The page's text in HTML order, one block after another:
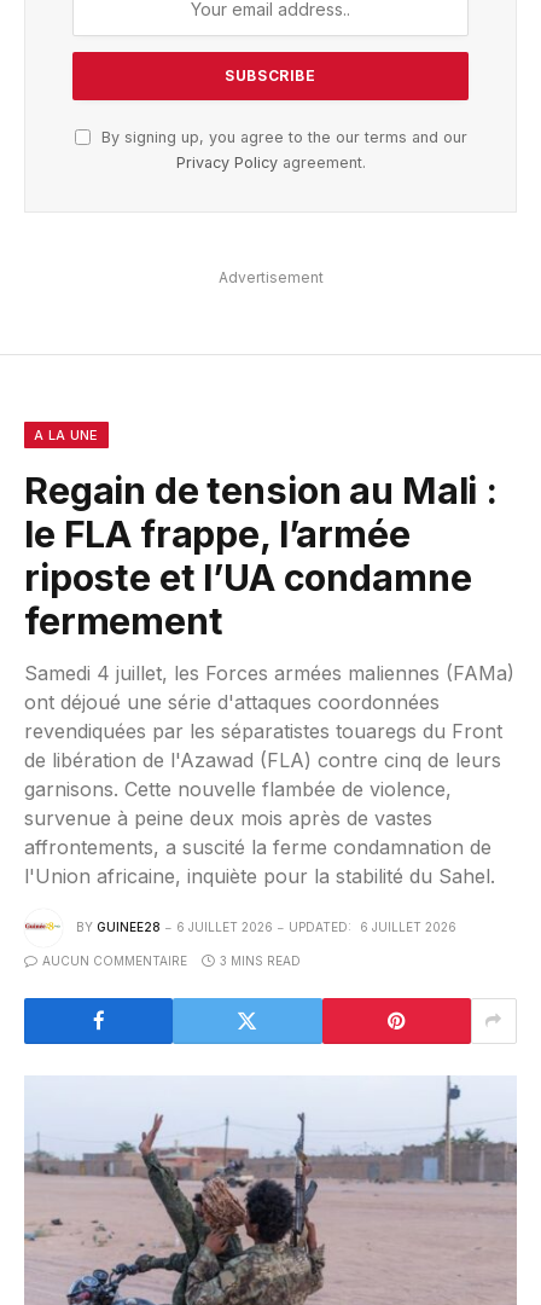
By signing up, you agree to the our terms and our
Privacy Policyagreement.
Advertisement
A LA UNE
Regain de tension au Mali :
le FLA frappe, l’armée
riposte et l’UA condamne
fermement
Samedi 4 juillet, les Forces armées maliennes (FAMa)
ont déjoué une série d'attaques coordonnées
revendiquées par les séparatistes touaregs du Front
de libération de l'Azawad (FLA) contre cinq de leurs
garnisons. Cette nouvelle flambée de violence,
survenue à peine deux mois après de vastes
affrontements, a suscité la ferme condamnation de
l'Union africaine, inquiète pour la stabilité du Sahel.
BY GUINEE28 6 JUILLET 2026 UPDATED: 6 JUILLET 2026
AUCUN COMMENTAIRE 3 MINS READ